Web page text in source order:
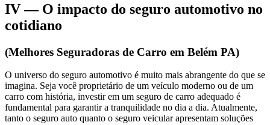
IV — O impacto do seguro automotivo no
cotidiano
(Melhores Seguradoras de Carro em Belém PA)
O universo do seguro automotivo é muito mais abrangente do que se
imagina. Seja você proprietário de um veículo moderno ou de um
carro com história, investir em um seguro de carro adequado é
fundamental para garantir a tranquilidade no dia a dia. Atualmente,
tanto o seguro auto quanto o seguro veicular apresentam soluções